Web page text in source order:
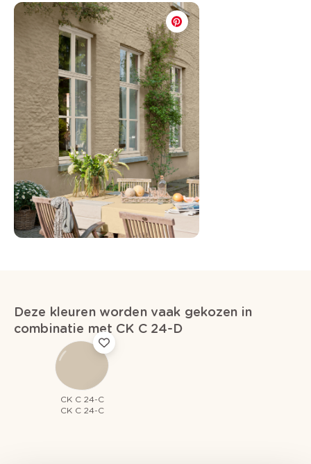
Deze kleuren worden vaak gekozen in
combinatie met CK C 24-D
CK C 24-C
CK C 24-C